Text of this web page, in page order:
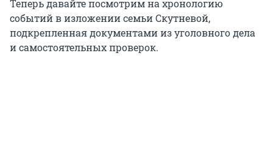
Теперь давайте посмотрим на хронологию
событий в изложении семьи Скутневой,
подкрепленная документами из уголовного дела
и самостоятельных проверок.